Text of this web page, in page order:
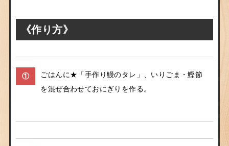
《作り方》
①
ごはんに★「手作り鰻のタレ」、いりごま・鰹節
を混ぜ合わせておにぎりを作る。